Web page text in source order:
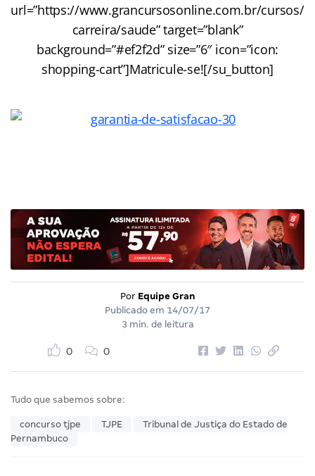
url=”https://www.grancursosonline.com.br/cursos/
carreira/saude” target=”blank”
background=”#ef2f2d” size=”6″ icon=”icon:
shopping-cart”]Matricule-se![/su_button]
Por Equipe Gran
Publicado em 14/07/17
3 min. de leitura
0 0
Tudo que sabemos sobre:
concurso tjpe TJPE
Tribunal de Justiça do Estado de
Pernambuco